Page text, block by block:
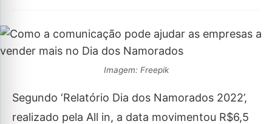
Imagem: Freepik
Segundo ‘Relatório Dia dos Namorados 2022’,
realizado pela All in, a data movimentou R$6,5